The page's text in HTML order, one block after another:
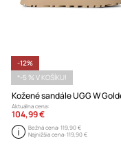
-12%
*-5 % V KOŠÍKU!
Aktuálna cena:
104,99 €
Bežná cena:119,90 €
Najnižšia cena:119,90 €